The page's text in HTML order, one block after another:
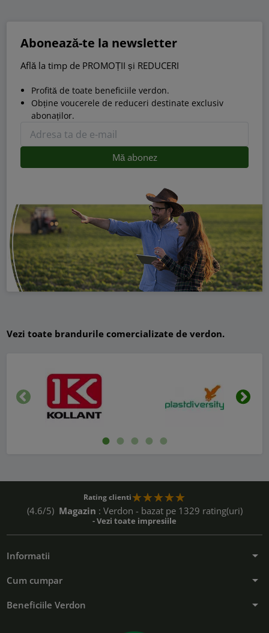
Abonează-te la newsletter
Află la timp de PROMOȚII și REDUCERI
Profită de toate beneficiile verdon.
Obține voucerele de reduceri destinate exclusiv
abonaților.
Vezi toate brandurile comercializate de verdon.
Inapoi
Rating clienti
(4.6/5) Magazin : Verdon - bazat pe 1329 rating(uri)
- Vezi toate impresiile
Informatii arrow_drop_down
Cum cumpar arrow_drop_down
Beneficiile Verdon arrow_drop_down